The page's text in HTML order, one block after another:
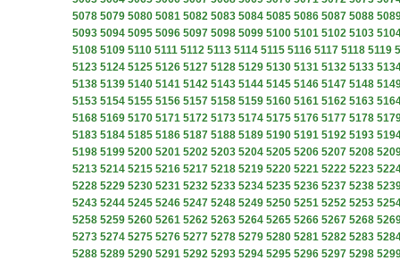
5078 5079 5080 5081 5082 5083 5084 5085 5086 5087 5088
5093 5094 5095 5096 5097 5098 5099 5100 5101 5102 5103
5108 5109 5110 5111 5112 5113 5114 5115 5116 5117 5118 5119
5123 5124 5125 5126 5127 5128 5129 5130 5131 5132 5133
5138 5139 5140 5141 5142 5143 5144 5145 5146 5147 5148
5153 5154 5155 5156 5157 5158 5159 5160 5161 5162 5163
5168 5169 5170 5171 5172 5173 5174 5175 5176 5177 5178
5183 5184 5185 5186 5187 5188 5189 5190 5191 5192 5193
5198 5199 5200 5201 5202 5203 5204 5205 5206 5207 5208
5213 5214 5215 5216 5217 5218 5219 5220 5221 5222 5223
5228 5229 5230 5231 5232 5233 5234 5235 5236 5237 5238
5243 5244 5245 5246 5247 5248 5249 5250 5251 5252 5253
5258 5259 5260 5261 5262 5263 5264 5265 5266 5267 5268
5273 5274 5275 5276 5277 5278 5279 5280 5281 5282 5283
5288 5289 5290 5291 5292 5293 5294 5295 5296 5297 5298